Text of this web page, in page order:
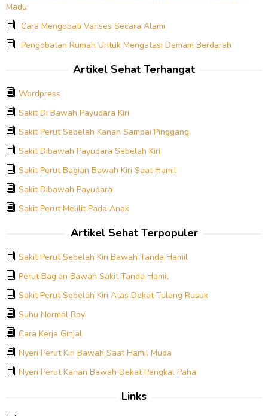
Madu
Cara Mengobati Varises Secara Alami
Pengobatan Rumah Untuk Mengatasi Demam Berdarah
Artikel Sehat Terhangat
Wordpress
Sakit Di Bawah Payudara Kiri
Sakit Perut Sebelah Kanan Sampai Pinggang
Sakit Dibawah Payudara Sebelah Kiri
Sakit Perut Bagian Bawah Kiri Saat Hamil
Sakit Dibawah Payudara
Sakit Perut Melilit Pada Anak
Artikel Sehat Terpopuler
Sakit Perut Sebelah Kiri Bawah Tanda Hamil
Perut Bagian Bawah Sakit Tanda Hamil
Sakit Perut Sebelah Kiri Atas Dekat Tulang Rusuk
Suhu Normal Bayi
Cara Kerja Ginjal
Nyeri Perut Kiri Bawah Saat Hamil Muda
Nyeri Perut Kanan Bawah Dekat Pangkal Paha
Links